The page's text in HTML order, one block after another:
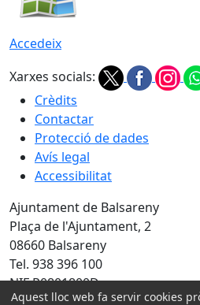
Accedeix
Xarxes socials:
Crèdits
Contactar
Protecció de dades
Avís legal
Accessibilitat
Ajuntament de Balsareny
Plaça de l'Ajuntament, 2
08660 Balsareny
Tel. 938 396 100
NIF P0801800D
Aquest lloc web fa servir cookies